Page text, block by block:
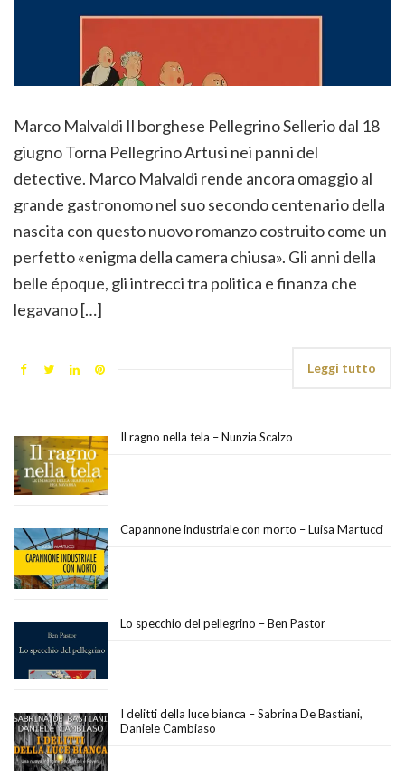
Marco Malvaldi Il borghese Pellegrino Sellerio dal 18
giugno Torna Pellegrino Artusi nei panni del
detective. Marco Malvaldi rende ancora omaggio al
grande gastronomo nel suo secondo centenario della
nascita con questo nuovo romanzo costruito come un
perfetto «enigma della camera chiusa». Gli anni della
belle époque, gli intrecci tra politica e finanza che
legavano […]
Leggi tutto
Il ragno nella tela – Nunzia Scalzo
Capannone industriale con morto – Luisa Martucci
Lo specchio del pellegrino – Ben Pastor
I delitti della luce bianca – Sabrina De Bastiani,
Daniele Cambiaso